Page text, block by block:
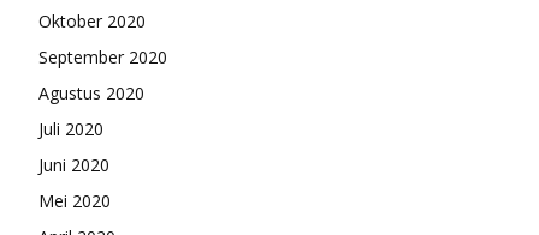
Oktober 2020
September 2020
Agustus 2020
Juli 2020
Juni 2020
Mei 2020